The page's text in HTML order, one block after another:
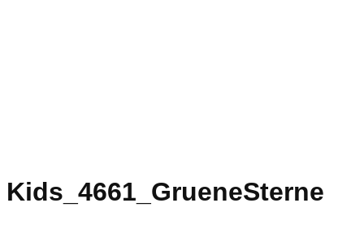
Kids_4661_GrueneSterne